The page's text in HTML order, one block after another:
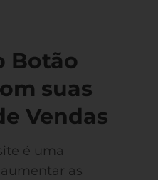
Botão
suas
Vendas
é uma
as